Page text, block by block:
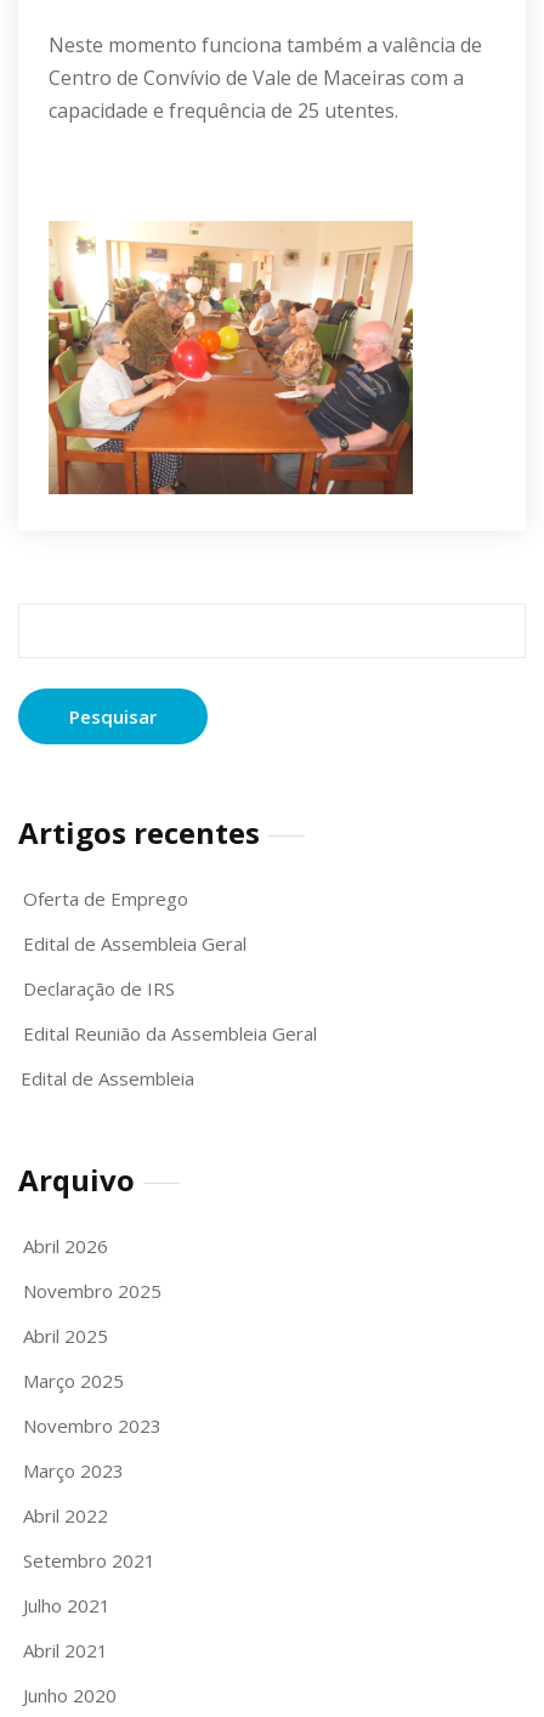
Neste momento funciona também a valência de
Centro de Convívio de Vale de Maceiras com a
capacidade e frequência de 25 utentes.
Artigos recentes
Oferta de Emprego
Edital de Assembleia Geral
Declaração de IRS
Edital Reunião da Assembleia Geral
Edital de Assembleia
Arquivo
Abril 2026
Novembro 2025
Abril 2025
Março 2025
Novembro 2023
Março 2023
Abril 2022
Setembro 2021
Julho 2021
Abril 2021
Junho 2020